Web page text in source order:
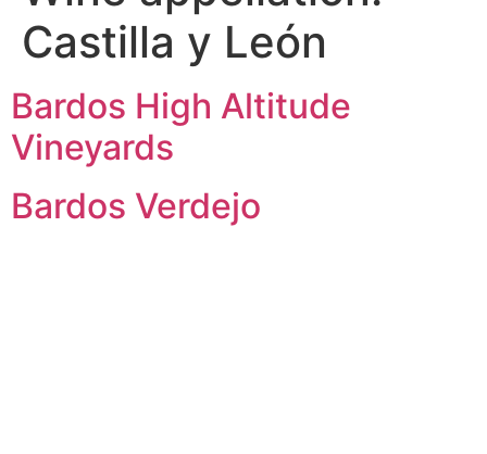
Castilla y León
Bardos High Altitude
Vineyards
Bardos Verdejo